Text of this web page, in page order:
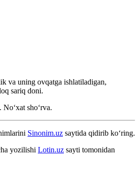
va uning ovqatga ishlatiladigan,
sariq doni.
shoʻrva.
Sinonim.uz saytida qidirib ko‘ring.
yozilishi Lotin.uz sayti tomonidan